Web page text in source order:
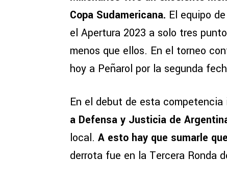
Copa Sudamericana. El equipo de
el Apertura 2023 a solo tres
menos que ellos. En el torneo
hoy a Peñarol por la segunda
En el debut de esta competencia
a Defensa y Justicia de
local. A esto hay que sumarle
derrota fue en la Tercera Ronda